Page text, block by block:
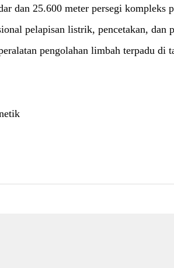
dan 25.600 meter persegi kompleks
pelapisan listrik, pencetakan, dan
pengolahan limbah terpadu di